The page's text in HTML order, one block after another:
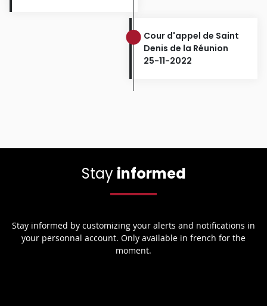
Cour d'appel de Saint
Denis de la Réunion
25-11-2022
Stay informed
Stay informed by customizing your alerts and notifications in
your personnal account. Only available in french for the
moment.